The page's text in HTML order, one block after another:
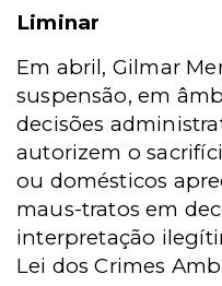
Liminar
Em abril, Gilmar
suspensão, em
decisões
autorizem o
ou domésticos
maus-tratos em
interpretação
Lei dos Crimes